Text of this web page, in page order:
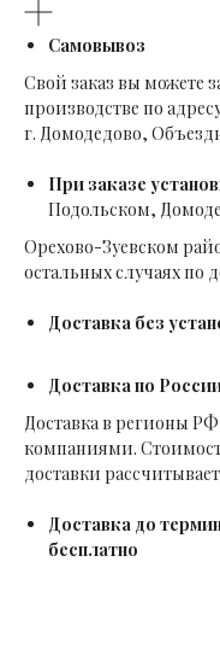
Самовывоз
Свой заказ вы можете
производстве по
г. Домодедово,
При заказе
Подольском,
Орехово-Зуевском
остальных случаях по
Доставка без
Доставка по
Доставка в регионы
компаниями.
доставки
Доставка до
бесплатно